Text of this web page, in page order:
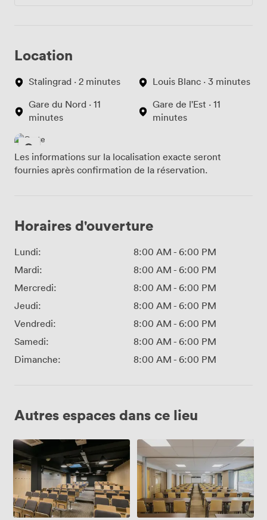
Location
Stalingrad · 2 minutes
Gare du Nord · 11
minutes
Louis Blanc · 3 minutes
Gare de l'Est · 11
minutes
Les informations sur la localisation exacte seront
fournies après confirmation de la réservation.
Horaires d'ouverture
Lundi: 8:00 AM - 6:00 PM
Mardi:
8:00 AM - 6:00 PM
Mercredi:
8:00 AM - 6:00 PM
Jeudi:
8:00 AM - 6:00 PM
Vendredi:
8:00 AM - 6:00 PM
Samedi:
8:00 AM - 6:00 PM
Dimanche:
8:00 AM - 6:00 PM
Autres espaces dans ce lieu
Amphithéâtre
Salle
de
80m²